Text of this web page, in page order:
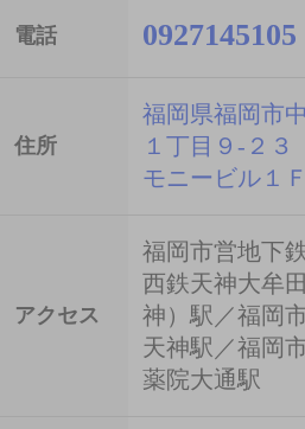
電話 0927145105
住所
福岡県福岡市
１丁目９-２
モニービル１Ｆ
アクセス
福岡市営地下
西鉄天神大牟
神）駅／福岡
天神駅／福岡
薬院大通駅